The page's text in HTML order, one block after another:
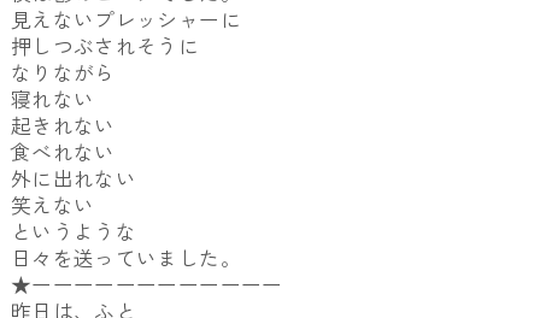
見えないプレッシャーに
押しつぶされそうに
なりながら
寝れない
起きれない
食べれない
外に出れない
笑えない
というような
日々を送っていました。
★ーーーーーーーーーーーー
昨日は、ふと